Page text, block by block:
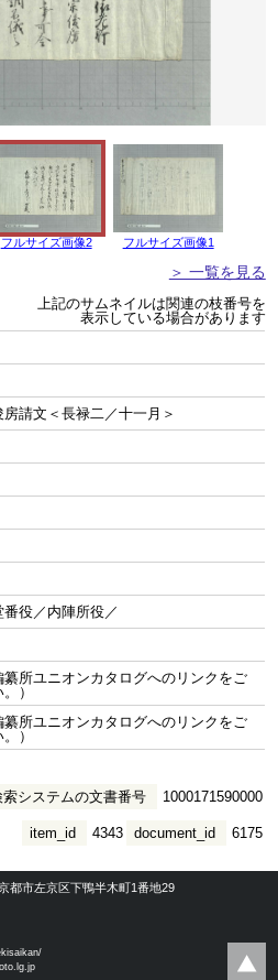
フルサイズ画像2 フルサイズ画像1
＞ 一覧を見る
上記のサムネイルは関連の枝番号を
表示している場合があります
請文＜長禄二／十一月＞
役／内陣所役／
纂所ユニオンカタログへのリンクをご
）
纂所ユニオンカタログへのリンクをご
）
システムの文書番号 1000171590000
document_id 6175
item_id 4343
都市左京区下鴨半木町1番地29